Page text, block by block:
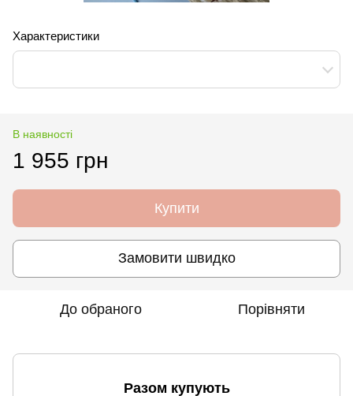
Характеристики
В наявності
1 955 грн
Купити
Замовити швидко
До обраного Порівняти
Разом купують